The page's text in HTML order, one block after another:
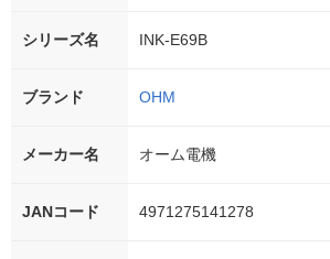
シリーズ名 INK-E69B
ブランド OHM
メーカー名 オーム電機
JANコード 4971275141278